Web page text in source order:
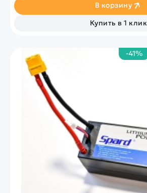
В корзину
Купить в 1 клик
-41%